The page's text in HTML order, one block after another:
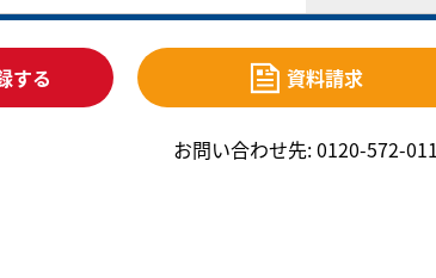
する 資料請求
お問い合わせ先: 0120-572-011